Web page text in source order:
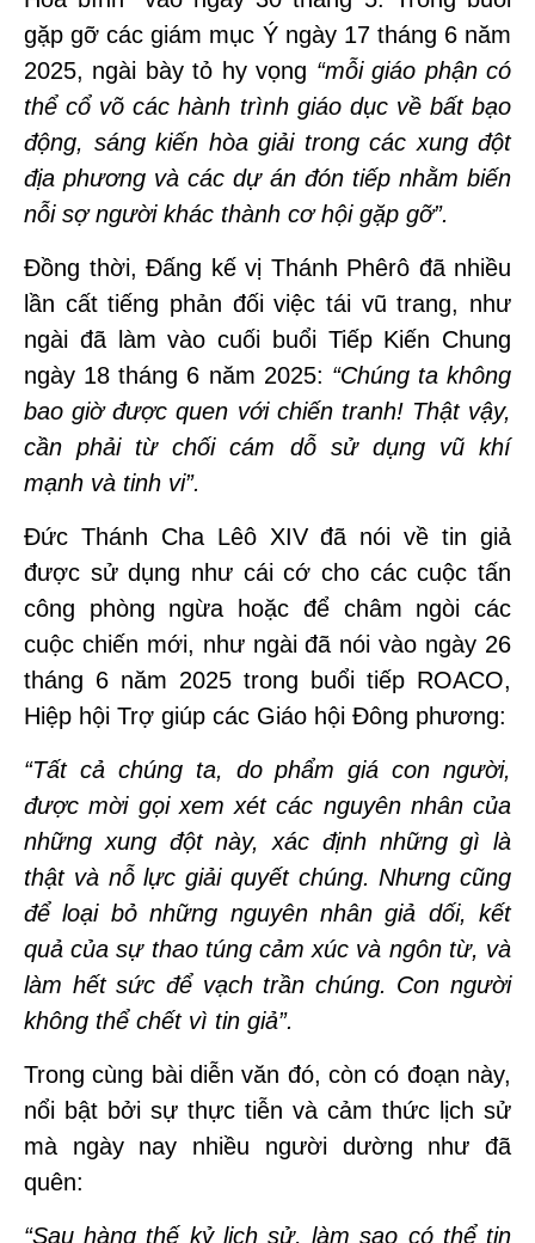
gặp gỡ các giám mục Ý ngày 17 tháng 6 năm
2025, ngài bày tỏ hy vọng “mỗi giáo phận có
thể cổ võ các hành trình giáo dục về bất bạo
động, sáng kiến hòa giải trong các xung đột
địa phương và các dự án đón tiếp nhằm biến
nỗi sợ người khác thành cơ hội gặp gỡ”.
Đồng thời, Đấng kế vị Thánh Phêrô đã nhiều
lần cất tiếng phản đối việc tái vũ trang, như
ngài đã làm vào cuối buổi Tiếp Kiến Chung
ngày 18 tháng 6 năm 2025: “Chúng ta không
bao giờ được quen với chiến tranh! Thật vậy,
cần phải từ chối cám dỗ sử dụng vũ khí
mạnh và tinh vi”.
Đức Thánh Cha Lêô XIV đã nói về tin giả
được sử dụng như cái cớ cho các cuộc tấn
công phòng ngừa hoặc để châm ngòi các
cuộc chiến mới, như ngài đã nói vào ngày 26
tháng 6 năm 2025 trong buổi tiếp ROACO,
Hiệp hội Trợ giúp các Giáo hội Đông phương:
“Tất cả chúng ta, do phẩm giá con người,
được mời gọi xem xét các nguyên nhân của
những xung đột này, xác định những gì là
thật và nỗ lực giải quyết chúng. Nhưng cũng
để loại bỏ những nguyên nhân giả dối, kết
quả của sự thao túng cảm xúc và ngôn từ, và
làm hết sức để vạch trần chúng. Con người
không thể chết vì tin giả”.
Trong cùng bài diễn văn đó, còn có đoạn này,
nổi bật bởi sự thực tiễn và cảm thức lịch sử
mà ngày nay nhiều người dường như đã
quên:
“Sau hàng thế kỷ lịch sử, làm sao có thể tin